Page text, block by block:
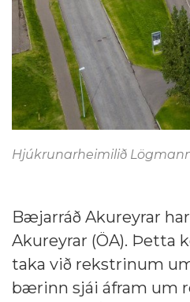
Hjúkrunarheimilið
Bæjarráð Akureyrar
Akureyrar (ÖA). Þetta
taka við rekstrinum
bærinn sjái áfram um